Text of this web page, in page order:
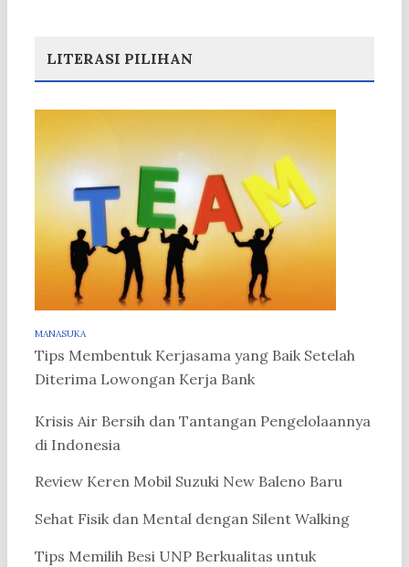
LITERASI PILIHAN
MANASUKA
Tips Membentuk Kerjasama yang Baik Setelah
Diterima Lowongan Kerja Bank
Krisis Air Bersih dan Tantangan Pengelolaannya
di Indonesia
Review Keren Mobil Suzuki New Baleno Baru
Sehat Fisik dan Mental dengan Silent Walking
Tips Memilih Besi UNP Berkualitas untuk